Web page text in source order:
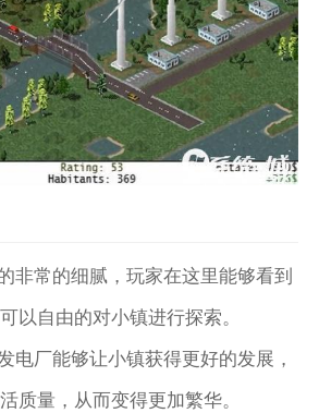
非常的细腻，玩家在这里能够看到
以自由的对小镇进行探索。
电厂能够让小镇获得更好的发展，
质量，从而变得更加繁华。